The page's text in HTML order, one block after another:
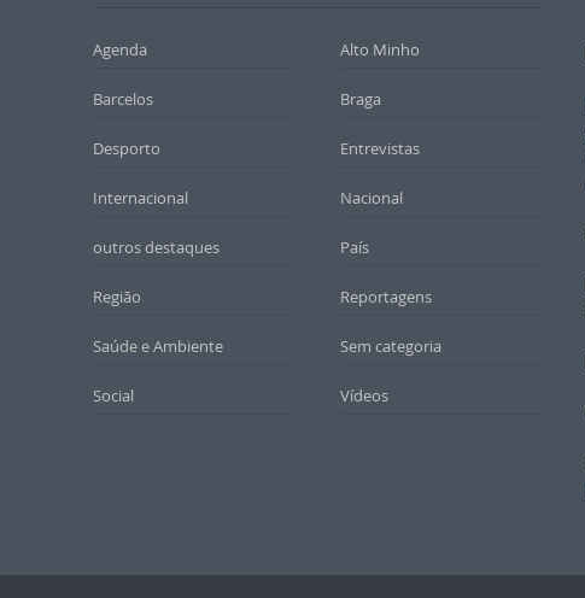
Agenda Alto Minho
Barcelos Braga
Desporto Entrevistas
Internacional Nacional
outros destaques País
Região Reportagens
Saúde e Ambiente Sem categoria
Social Vídeos